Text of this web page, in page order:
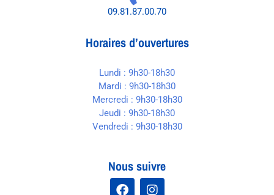
09.81.87.00.70
Horaires d’ouvertures
Lundi : 9h30-18h30
Mardi : 9h30-18h30
Mercredi : 9h30-18h30
Jeudi : 9h30-18h30
Vendredi : 9h30-18h30
Nous suivre